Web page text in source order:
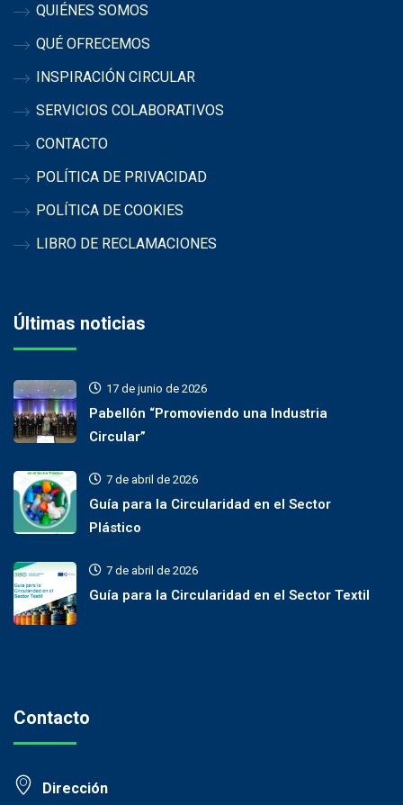
QUIÉNES SOMOS
QUÉ OFRECEMOS
INSPIRACIÓN CIRCULAR
SERVICIOS COLABORATIVOS
CONTACTO
POLÍTICA DE PRIVACIDAD
POLÍTICA DE COOKIES
LIBRO DE RECLAMACIONES
Últimas noticias
17 de junio de 2026
Pabellón “Promoviendo una Industria
Circular”
7 de abril de 2026
Guía para la Circularidad en el Sector
Plástico
7 de abril de 2026
Guía para la Circularidad en el Sector Textil
Contacto
Dirección